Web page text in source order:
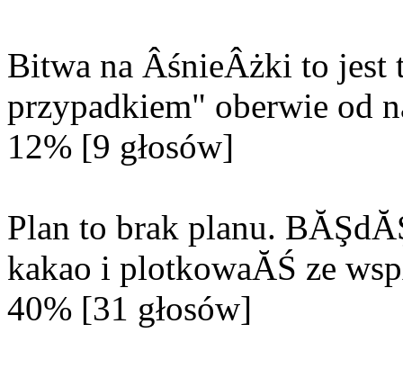
Bitwa na ÂśnieÂżki to jest
przypadkiem" oberwie od
12% [9 głosów]
Plan to brak planu.
kakao i plotkowaĂŚ ze
40% [31 głosów]